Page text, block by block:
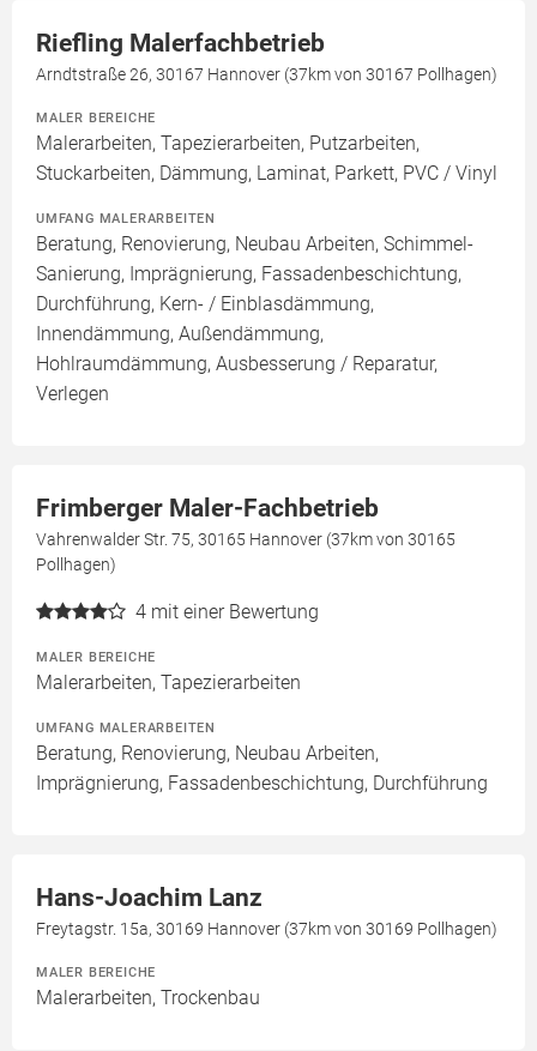
Riefling Malerfachbetrieb
Arndtstraße 26, 30167 Hannover (37km von 30167 Pollhagen)
MALER BEREICHE
Malerarbeiten, Tapezierarbeiten, Putzarbeiten,
Stuckarbeiten, Dämmung, Laminat, Parkett, PVC / Vinyl
UMFANG MALERARBEITEN
Beratung, Renovierung, Neubau Arbeiten, Schimmel-
Sanierung, Imprägnierung, Fassadenbeschichtung,
Durchführung, Kern- / Einblasdämmung,
Innendämmung, Außendämmung,
Hohlraumdämmung, Ausbesserung / Reparatur,
Verlegen
Frimberger Maler-Fachbetrieb
Vahrenwalder Str. 75, 30165 Hannover (37km von 30165
Pollhagen)
4 mit einer Bewertung
MALER BEREICHE
Malerarbeiten, Tapezierarbeiten
UMFANG MALERARBEITEN
Beratung, Renovierung, Neubau Arbeiten,
Imprägnierung, Fassadenbeschichtung, Durchführung
Hans-Joachim Lanz
Freytagstr. 15a, 30169 Hannover (37km von 30169 Pollhagen)
MALER BEREICHE
Malerarbeiten, Trockenbau